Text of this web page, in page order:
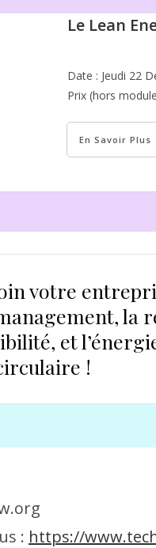
Le Lean
Date : Jeudi 22
Prix (hors
En Savoir Plus
votre
la
et
!
: https://